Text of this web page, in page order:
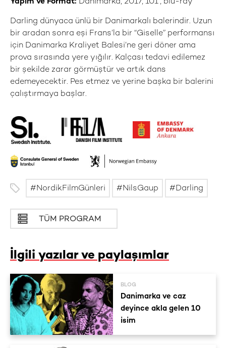
Yapım ve Format: Danimarka, 2017, 101’, blu-ray
Darling dünyaca ünlü bir Danimarkalı balerindir. Uzun
bir aradan sonra eşi Frans’la bir “Giselle” performansı
için Danimarka Kraliyet Balesi’ne geri döner ama
prova sırasında yere yığılır. Kalçası tedavi edilemez
bir şekilde zarar görmüştür ve artık dans
edemeyecektir. Pes etmez ve yerine başka bir balerini
çalıştırmaya başlar.
NordikFilmGünleri NilsGaup Darling
TÜM PROGRAM
İlgili yazılar ve paylaşımlar
BLOG
Danimarka ve caz
deyince akla gelen 10
isim